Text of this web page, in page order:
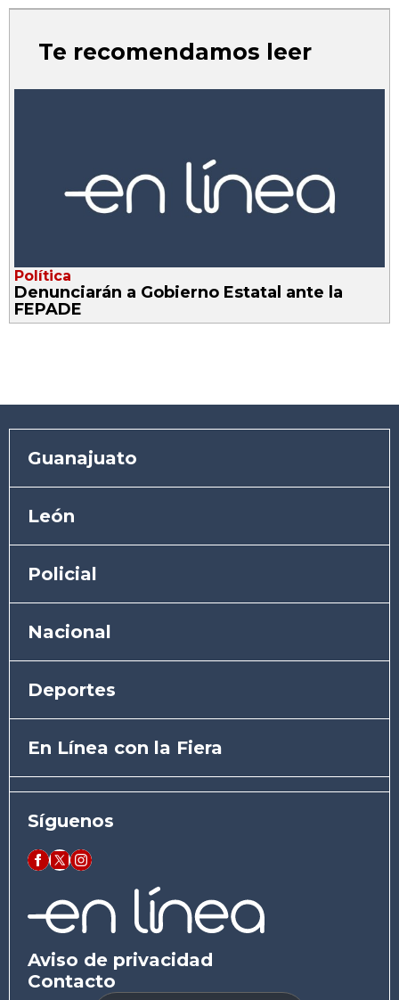
Te recomendamos leer
Política
Denunciarán a Gobierno Estatal ante la
FEPADE
Guanajuato
León
Policial
Nacional
Deportes
En Línea con la Fiera
Síguenos
Aviso de privacidad
Contacto